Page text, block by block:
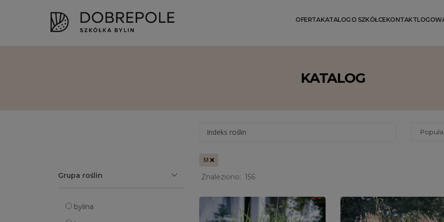
OFERTAKATALOG O SZKÓŁCEKONTAKT
KATALOG
Indeks roślin
Grupa roślin
bylina
M
Znaleziono: 156